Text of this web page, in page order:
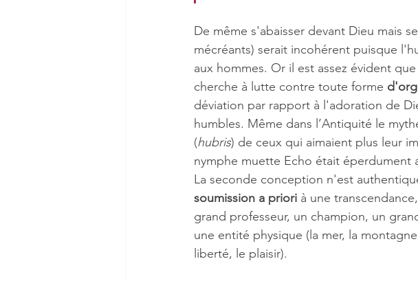
De même s'abaisser devant Dieu mais
mécréants) serait incohérent puisque
aux hommes. Or il est assez évident
cherche à lutte contre toute forme
déviation par rapport à l'adoration de
humbles. Même dans l’Antiquité le
(hubris) de ceux qui aimaient plus leur
nymphe muette Echo était éperdument
La seconde conception n'est
soumission a priori à une
grand professeur, un champion, un
une entité physique (la mer, la
liberté, le plaisir).